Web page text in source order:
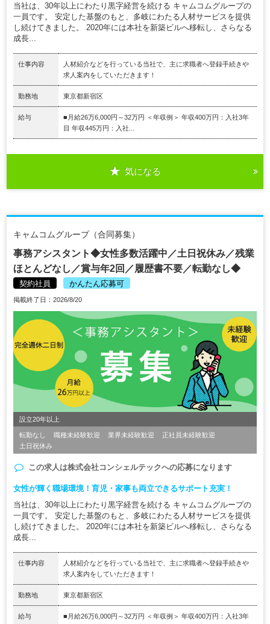
当社は、30年以上にわたり黒字経営を続ける キャムコムグループの
一員です。 安定した基盤のもと、多岐にわたる人材サービスを提供
し続けてきました。 2020年には本社を新築ビルへ移転し、さらなる
成長...
仕事内容
人材紹介などを行っている当社で、主に求職者へ登録手続きや
求人案内をしていただきます！
勤務地 東京都新宿区
給与
■月給26万6,000円～32万円 ＜年収例＞ 年収400万円：入社3年
目 年収445万円：入社...
気になる
キャムコムグループ（合同募集）
事務アシスタント◆女性多数活躍中／土日祝休み／残業
ほとんどなし／賞与年2回／履歴書不要／転勤なし◆
契約社員 かんたん応募可
掲載終了日：2026/8/20
設立20年以上
転勤なし 職種未経験歓迎 業界未経験歓迎
正社員未経験歓迎
土日祝休み
この求人は株式会社コンシェルテックへの応募になります
女性が輝く職場環境！育児・家事も両立できるサポート充実！
当社は、30年以上にわたり黒字経営を続ける キャムコムグループの
一員です。 安定した基盤のもと、多岐にわたる人材サービスを提供
し続けてきました。 2020年には本社を新築ビルへ移転し、さらなる
成長...
仕事内容
人材紹介などを行っている当社で、主に求職者へ登録手続きや
求人案内をしていただきます！
勤務地 東京都新宿区
給与
■月給26万6,000円～32万円 ＜年収例＞ 年収400万円：入社3年